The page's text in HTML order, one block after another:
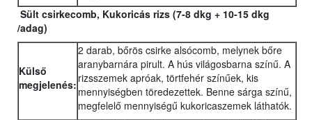
Sült csirkecomb, Kukoricás rizs (7-8 dkg + 10-15 dkg
/adag)
Külső
megjelenés:
2 darab, bőrös csirke alsócomb, melynek bőre
aranybarnára pirult. A hús világosbarna színű. A
rizsszemek apróak, törtfehér színűek, kis
mennyiségben töredezettek. Benne sárga színű,
megfelelő mennyiségű kukoricaszemek láthatók.